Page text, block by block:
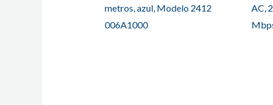
metros, azul, Modelo 2412
006A1000
AC,